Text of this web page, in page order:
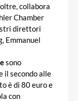
collabora
Chamber
direttori
Emmanuel
sono
il secondo alle
è di 80 euro e
con